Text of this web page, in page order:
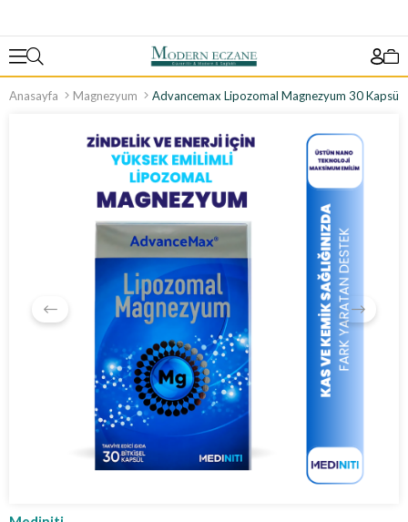
Anasayfa Magnezyum Advancemax Lipozomal Magnezyum 30 Kapsül